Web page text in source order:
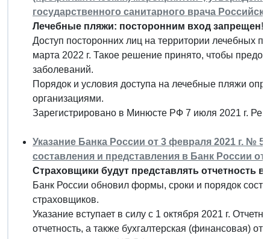
государственного санитарного врача
Лечебные пляжи: посторонним вход запрещен!
Доступ посторонних лиц на территории лечебных
марта 2022 г. Такое решение принято, чтобы
заболеваний.
Порядок и условия доступа на лечебные пляжи
организациями.
Зарегистрировано в Минюсте РФ 7 июля 2021 г.
Указание Банка России от 3 февраля 2021 г. №
составления и представления в Банк России
Страховщики будут представлять
Банк России обновил формы, сроки и порядок
страховщиков.
Указание вступает в силу с 1 октября 2021 г.
отчетность, а также бухгалтерская (финансовая)